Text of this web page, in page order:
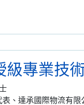
專業技
達承國際物流有限